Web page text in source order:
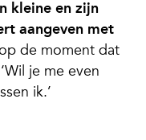
kleine en zijn
aangeven met
de moment dat
je me even
ik.’